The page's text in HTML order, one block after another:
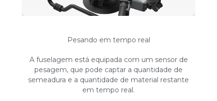
Pesando em tempo real
A fuselagem está equipada com um sensor de
pesagem, que pode captar a quantidade de
semeadura e a quantidade de material restante
em tempo real.